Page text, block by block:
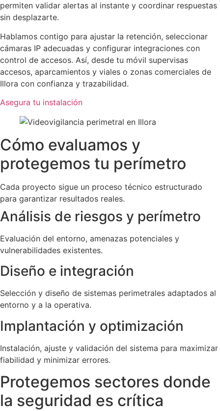
permiten validar alertas al instante y coordinar respuestas
sin desplazarte.
Hablamos contigo para ajustar la retención, seleccionar
cámaras IP adecuadas y configurar integraciones con
control de accesos. Así, desde tu móvil supervisas
accesos, aparcamientos y viales o zonas comerciales de
Illora con confianza y trazabilidad.
Asegura tu instalación
Cómo evaluamos y
protegemos tu perímetro
Cada proyecto sigue un proceso técnico estructurado
para garantizar resultados reales.
Análisis de riesgos y perímetro
Evaluación del entorno, amenazas potenciales y
vulnerabilidades existentes.
Diseño e integración
Selección y diseño de sistemas perimetrales adaptados al
entorno y a la operativa.
Implantación y optimización
Instalación, ajuste y validación del sistema para maximizar
fiabilidad y minimizar errores.
Protegemos sectores donde
la seguridad es crítica